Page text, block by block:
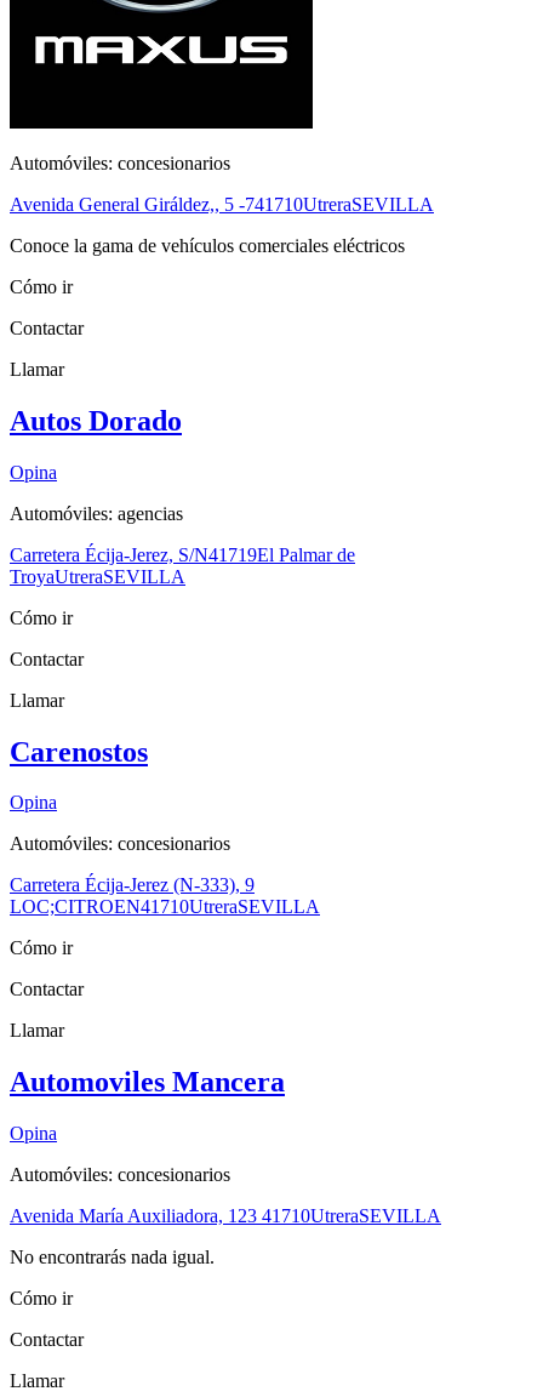
Automóviles: concesionarios
Avenida General Giráldez,, 5 -741710UtreraSEVILLA
Conoce la gama de vehículos comerciales eléctricos
Cómo ir
Contactar
Llamar
Autos Dorado
Opina
Automóviles: agencias
Carretera Écija-Jerez, S/N41719El Palmar de
TroyaUtreraSEVILLA
Cómo ir
Contactar
Llamar
Carenostos
Opina
Automóviles: concesionarios
Carretera Écija-Jerez (N-333), 9
LOC;CITROEN41710UtreraSEVILLA
Cómo ir
Contactar
Llamar
Automoviles Mancera
Opina
Automóviles: concesionarios
Avenida María Auxiliadora, 123 41710UtreraSEVILLA
No encontrarás nada igual.
Cómo ir
Contactar
Llamar